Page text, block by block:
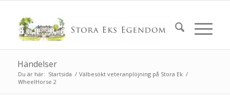
Händelser
Du är här: Startsida / Välbesökt veteranplöjning på Stora Ek /
WheelHorse 2